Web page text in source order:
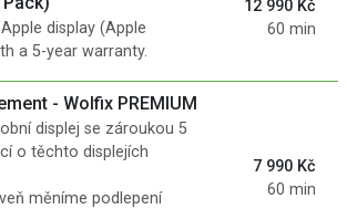
display (Apple
a 5-year warranty.
12 990 Kč
60 min
- Wolfix PREMIUM
displej se zároukou 5
o těchto displejích
měníme podlepení
7 990 Kč
60 min